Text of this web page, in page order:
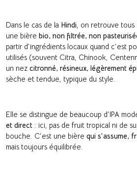
Dans le cas de la Hindi , on retrouve
une bière bio, non filtrée, non
partir d’ingrédients locaux quand c’est
utilisés (souvent Citra, Chinook,
un nez citronné, résineux, légèrement
sèche et tendue, typique du style.
Elle se distingue de beaucoup d’IPA
et direct : ici, pas de fruit tropical ni de
bouche. C’est une bière qui s’assume,
mais toujours équilibrée.